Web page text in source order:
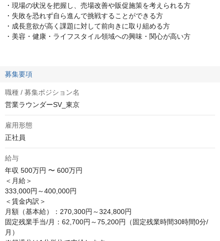
・現場の状況を把握し、売場改善や販促施策を考えられる方
・失敗を恐れず自ら進んで挑戦することができる方
・成長意欲が高く課題に対して前向きに取り組める方
・美容・健康・ライフスタイル領域への興味・関心が高い方
募集要項
職種 / 募集ポジション名
営業ラウンダーSV_東京
雇用形態
正社員
給与
年収 500万円 〜 600万円
＜月給＞
333,000円～400,000円
＜賃金内訳＞
月額（基本給）：270,300円～324,800円
固定残業手当/月：62,700円～75,200円（固定残業時間30時間0分/
月）